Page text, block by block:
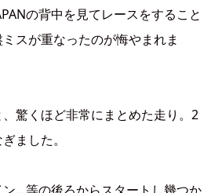
の背中を見てレースをすること
スが重なったのが悔やまれま
驚くほど非常にまとめた走り。2
ました。